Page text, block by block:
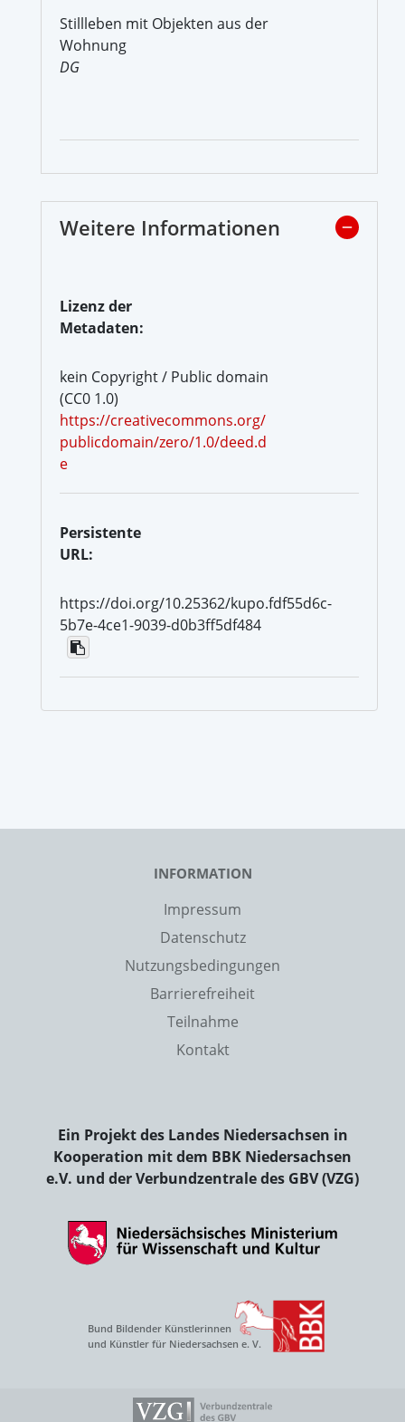
Stillleben mit Objekten aus der
Wohnung
DG
Weitere Informationen
Lizenz der
Metadaten:
kein Copyright / Public domain
(CC0 1.0)
https://creativecommons.org/
publicdomain/zero/1.0/deed.d
e
Persistente
URL:
https://doi.org/10.25362/kupo.fdf55d6c-
5b7e-4ce1-9039-d0b3ff5df484
INFORMATION
Impressum
Datenschutz
Nutzungsbedingungen
Barrierefreiheit
Teilnahme
Kontakt
Ein Projekt des Landes Niedersachsen in
Kooperation mit dem BBK Niedersachsen
e.V. und der Verbundzentrale des GBV (VZG)
Bund Bildender Künstlerinnen
und Künstler für Niedersachsen e. V.